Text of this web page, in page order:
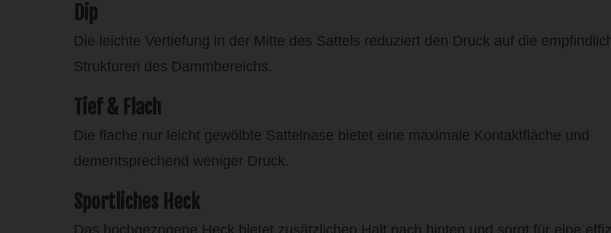
Dip
Die leichte Vertiefung in der Mitte des Sattels reduziert den Druck auf die
Strukturen des Dammbereichs.
Tief & Flach
Die flache nur leicht gewölbte Sattelnase bietet eine maximale Kontaktfläche und
dementsprechend weniger Druck.
Sportliches Heck
Das hochgezogene Heck bietet zusätzlichen Halt nach hinten und sorgt für eine